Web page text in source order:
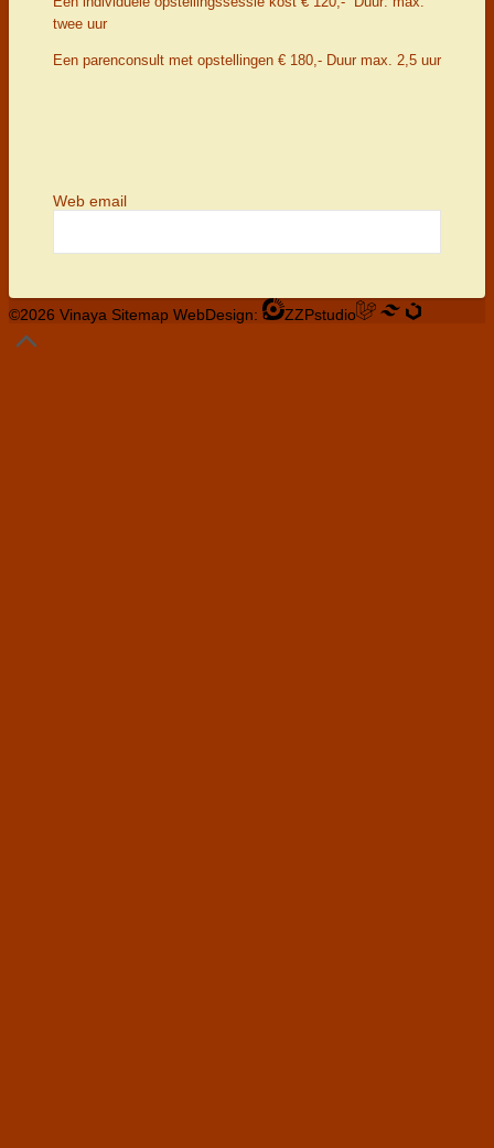
twee uur
Een parenconsult met opstellingen € 180,- Duur max. 2,5 uur
Web email
©2026 Vinaya Sitemap WebDesign: ZZPstudio